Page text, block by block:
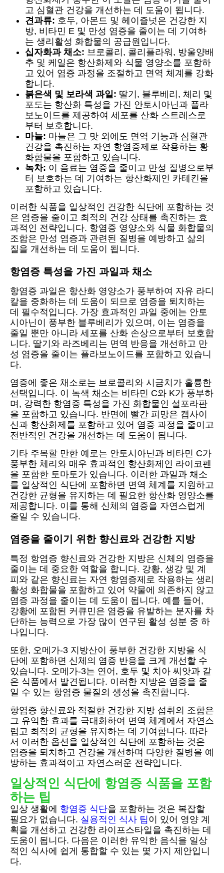
고 심혈관 건강을 개선하는 데 도움이 됩니다.
견과류: 호두, 아몬드 및 헤이즐넛은 건강한 지
방, 비타민 E 및 만성 염증을 줄이는 데 기여하
는 생리활성 화합물의 공급원입니다.
십자화과 채소: 브로콜리, 콜리플라워, 방울양배
추 및 케일은 항산화제와 식물 영양소를 포함하
고 있어 염증 과정을 조절하고 면역 체계를 강화
합니다.
붉은색 및 보라색 과일: 딸기, 블루베리, 체리 및
포도는 항산화 특성을 가진 안토시아닌과 플라
보노이드를 제공하여 세포를 산화 스트레스로
부터 보호합니다.
마늘: 마늘은 그 맛 외에도 면역 기능과 심혈관
건강을 촉진하는 자연 항염증제로 작용하는 황
화합물을 포함하고 있습니다.
녹차: 이 음료는 염증을 줄이고 만성 질병으로부
터 보호하는 데 기여하는 항산화제인 카테킨을
포함하고 있습니다.
이러한 식품을 일상적인 건강한 식단에 포함하는 것
은 염증을 줄이고 최적의 건강 상태를 촉진하는 효
과적인 전략입니다. 항염증 영양소와 식물 화합물의
조합은 만성 염증과 관련된 질병을 예방하고 삶의
질을 개선하는 데 도움이 됩니다.
항염증 특성을 가진 과일과 채소
항염증 과일은 항산화 영양소가 풍부하여 자유 라디
칼을 중화하는 데 도움이 되므로 염증을 퇴치하는
데 필수적입니다. 가장 효과적인 과일 중에는 안토
시아닌이 풍부한 블루베리가 있으며, 이는 염증을
줄일 뿐만 아니라 세포를 산화 손상으로부터 보호합
니다. 딸기와 라즈베리는 면역 반응을 개선하고 만
성 염증을 줄이는 플라보노이드를 포함하고 있습니
다.
염증에 좋은 채소로는 브로콜리와 시금치가 훌륭한
선택입니다. 이 녹색 채소는 비타민 C와 K가 풍부하
며, 강력한 항염증 특성을 가진 화합물인 설포라판
을 포함하고 있습니다. 반면에 빨간 피망은 캡사이
신과 항산화제를 포함하고 있어 염증 과정을 줄이고
전반적인 건강을 개선하는 데 도움이 됩니다.
기타 주목할 만한 예로는 안토시아닌과 비타민 C가
풍부한 체리와 매우 효과적인 항산화제인 라이코펜
을 포함한 토마토가 있습니다. 이러한 과일과 채소
를 일상적인 식단에 포함하면 면역 체계를 지원하고
건강한 균형을 유지하는 데 필요한 항산화 영양소를
제공합니다. 이를 통해 신체의 염증을 자연스럽게
줄일 수 있습니다.
염증을 줄이기 위한 향신료와 건강한 지방
특정 항염증 향신료와 건강한 지방은 신체의 염증을
줄이는 데 중요한 역할을 합니다. 강황, 생강 및 계
피와 같은 향신료는 자연 항염증제로 작용하는 생리
활성 화합물을 포함하고 있어 약물에 의존하지 않고
염증 과정을 줄이는 데 도움이 됩니다. 예를 들어,
강황에 포함된 커큐민은 염증을 유발하는 분자를 차
단하는 능력으로 가장 많이 연구된 활성 성분 중 하
나입니다.
또한, 오메가-3 지방산이 풍부한 건강한 지방을 식
단에 포함하면 신체의 염증 반응을 크게 개선할 수
있습니다. 오메가-3는 연어, 호두 및 치아 씨앗과 같
은 식품에서 발견됩니다. 이러한 지방은 염증을 줄
일 수 있는 항염증 물질의 생성을 촉진합니다.
항염증 향신료와 적절한 건강한 지방 섭취의 조합은
그 유익한 효과를 극대화하여 면역 체계에서 자연스
럽고 최적의 균형을 유지하는 데 기여합니다. 따라
서 이러한 옵션을 일상적인 식단에 포함하는 것은
염증을 퇴치하고 건강을 개선하며 다양한 질병을 예
방하는 효과적이고 자연스러운 전략입니다.
일상적인 식단에 항염증 식품을 포함
하는 팁
일상 생활에 항염증 식단을 포함하는 것은 복잡할
필요가 없습니다. 실용적인 식사 팁 이 있어 영양 계
획을 개선하고 건강한 라이프스타일을 촉진하는 데
도움이 됩니다. 다음은 이러한 유익한 음식을 일상
적인 식사에 쉽게 통합할 수 있는 몇 가지 제안입니
다.